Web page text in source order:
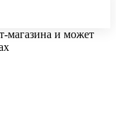
магазина и может